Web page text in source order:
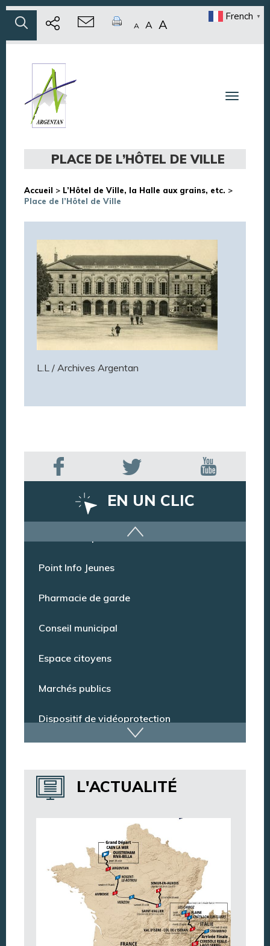
A A A
French ▼
Toggle
PLACE DE L’HÔTEL DE VILLE
Accueil > L’Hôtel de Ville, la Halle aux grains, etc. >
Place de l’Hôtel de Ville
L.L / Archives Argentan
EN UN CLIC
Dispositif de vidéoprotection
Annuaire des services
Annuaire des associations
Argentan Aujourd’hui
L'ACTUALITÉ